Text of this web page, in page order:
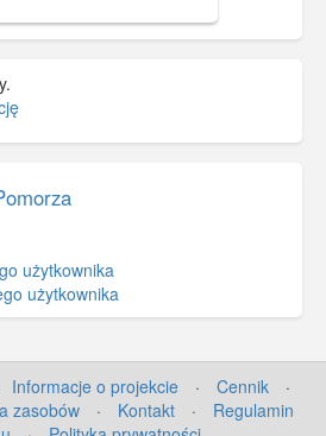
naczynie stojące na
Z tyłu
gablota. W głębi
Fuhrer im Gauhaus
(niem. "Gauleiter Forster
[NSDAP] wręcza
Hitlerowi]
koło Gdańska") i
M 137". Zakaz
dostępny w zbiorach
użytkownika
użytkownika
Informacje o projekcie · Cennik
·
zasobów
· Kontakt ·
Regulamin